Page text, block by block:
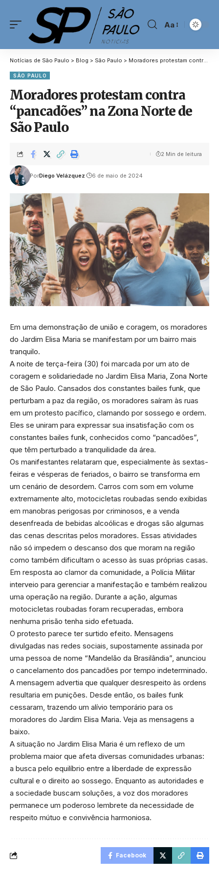
Aa
Notícias de São Paulo > Blog > São Paulo > Moradores protestam contra “pancadões” na Zona Norte de São Paulo
SÃO PAULO
Moradores protestam contra
“pancadões” na Zona Norte de
São Paulo
PorDiego Velázquez 6 de maio de 2024
2 Min de leitura
Em uma demonstração de união e coragem, os moradores
do Jardim Elisa Maria se manifestam por um bairro mais
tranquilo.
A noite de terça-feira (30) foi marcada por um ato de
coragem e solidariedade no Jardim Elisa Maria, Zona Norte
de São Paulo. Cansados dos constantes bailes funk, que
perturbam a paz da região, os moradores saíram às ruas
em um protesto pacífico, clamando por sossego e ordem.
Eles se uniram para expressar sua insatisfação com os
constantes bailes funk, conhecidos como “pancadões”,
que têm perturbado a tranquilidade da área.
Os manifestantes relataram que, especialmente às sextas-
feiras e vésperas de feriados, o bairro se transforma em
um cenário de desordem. Carros com som em volume
extremamente alto, motocicletas roubadas sendo exibidas
em manobras perigosas por criminosos, e a venda
desenfreada de bebidas alcoólicas e drogas são algumas
das cenas descritas pelos moradores. Essas atividades
não só impedem o descanso dos que moram na região
como também dificultam o acesso às suas próprias casas.
Em resposta ao clamor da comunidade, a Polícia Militar
interveio para gerenciar a manifestação e também realizou
uma operação na região. Durante a ação, algumas
motocicletas roubadas foram recuperadas, embora
nenhuma prisão tenha sido efetuada.
O protesto parece ter surtido efeito. Mensagens
divulgadas nas redes sociais, supostamente assinada por
uma pessoa de nome “Mandelão da Brasilândia”, anunciou
o cancelamento dos pancadões por tempo indeterminado.
A mensagem advertia que qualquer desrespeito às ordens
resultaria em punições. Desde então, os bailes funk
cessaram, trazendo um alívio temporário para os
moradores do Jardim Elisa Maria. Veja as mensagens a
baixo.
A situação no Jardim Elisa Maria é um reflexo de um
problema maior que afeta diversas comunidades urbanas:
a busca pelo equilíbrio entre a liberdade de expressão
cultural e o direito ao sossego. Enquanto as autoridades e
a sociedade buscam soluções, a voz dos moradores
permanece um poderoso lembrete da necessidade de
respeito mútuo e convivência harmoniosa.
Facebook